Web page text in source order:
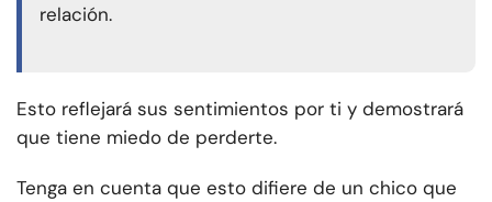
relación.
Esto reflejará sus sentimientos por ti y demostrará
que tiene miedo de perderte.
Tenga en cuenta que esto difiere de un chico que